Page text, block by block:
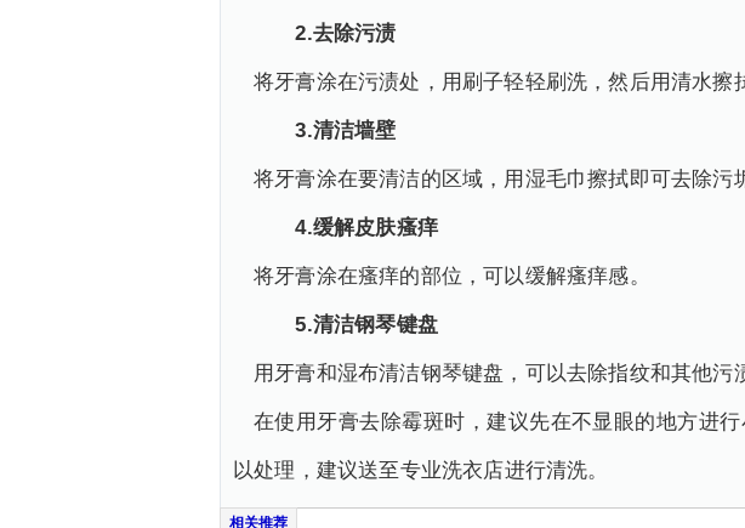
2.去除污渍
将牙膏涂在污渍处，用刷子轻轻刷洗，然后用清水擦
3.清洁墙壁
将牙膏涂在要清洁的区域，用湿毛巾擦拭即可去除污
4.缓解皮肤瘙痒
将牙膏涂在瘙痒的部位，可以缓解瘙痒感。
5.清洁钢琴键盘
用牙膏和湿布清洁钢琴键盘，可以去除指纹和其他污
在使用牙膏去除霉斑时，建议先在不显眼的地方进
以处理，建议送至专业洗衣店进行清洗。